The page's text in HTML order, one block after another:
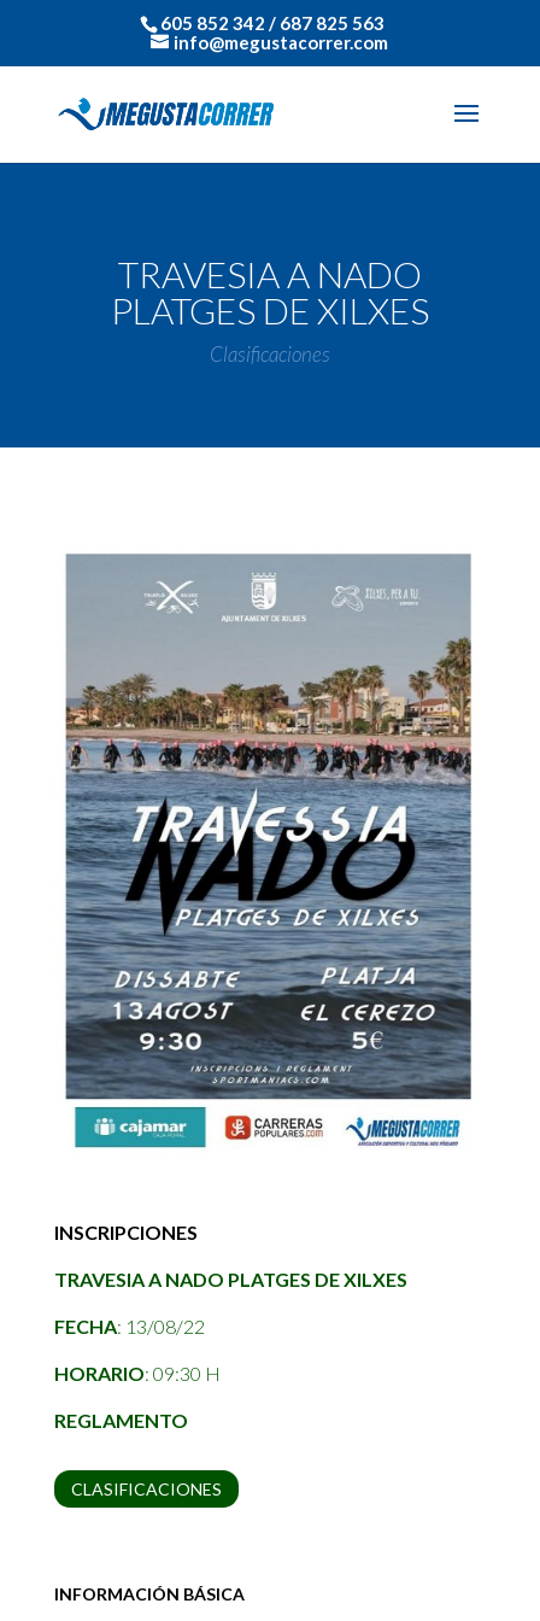
605 852 342 / 687 825 563
info@megustacorrer.com
TRAVESIA A NADO
PLATGES DE XILXES
Clasificaciones
INSCRIPCIONES
TRAVESIA A NADO PLATGES DE XILXES
FECHA: 13/08/22
HORARIO: 09:30 H
REGLAMENTO
CLASIFICACIONES
INFORMACIÓN BÁSICA